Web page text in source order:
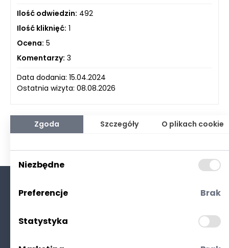
Ilość odwiedzin: 492
Ilość kliknięć: 1
Ocena: 5
Komentarzy: 3
Data dodania: 15.04.2024
Ostatnia wizyta: 08.08.2026
Polityka prywatności
Zgoda Szczegóły O plikach cookie
Niezbędne
Preferencje Brak
Statystyka